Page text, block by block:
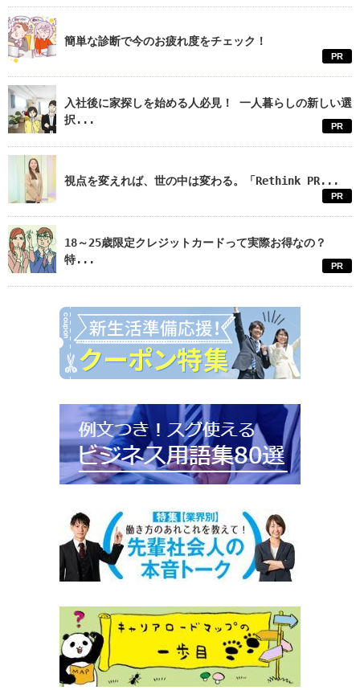
簡単な診断で今のお疲れ度をチェック！
PR
入社後に家探しを始める人必見！ 一人暮らしの新しい選
択...
PR
視点を変えれば、世の中は変わる。「Rethink PR...
PR
18～25歳限定クレジットカードって実際お得なの？
特...
PR